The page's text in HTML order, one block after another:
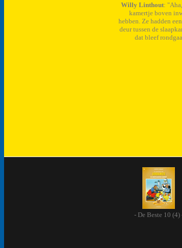
Willy Linthout:
kamertje boven
hebben. Ze hadden
deur tussen de
dat bleef
- De Beste 10 (4)